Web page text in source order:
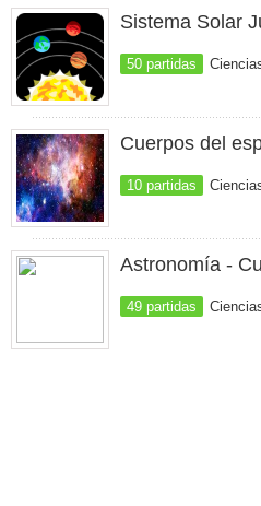
Sistema Solar
50 partidas
Cuerpos del
10 partidas
Astronomía -
49 partidas